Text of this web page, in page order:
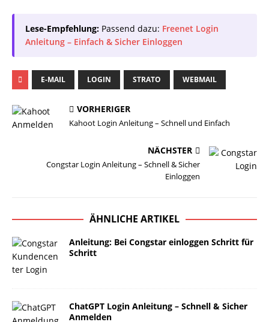
Lese-Empfehlung: Passend dazu: Freenet Login
Anleitung – Einfach & Sicher Einloggen
E-MAIL LOGIN STRATO WEBMAIL
VORHERIGER
Kahoot Login Anleitung – Schnell und Einfach
NÄCHSTER
Congstar Login Anleitung – Schnell & Sicher
Einloggen
ÄHNLICHE ARTIKEL
Anleitung: Bei Congstar einloggen Schritt für
Schritt
ChatGPT Login Anleitung – Schnell & Sicher
Anmelden